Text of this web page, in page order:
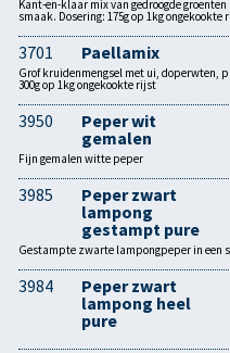
Kant-en-klaar mix van gedroogde
smaak. Dosering: 175g op 1kg ongekookte
3701 Paellamix
Grof kruidenmengsel met ui, doperwten,
300g op 1kg ongekookte rijst
3950
Peper wit
gemalen
Fijn gemalen witte peper
3985
Peper zwart
lampong
gestampt pure
Gestampte zwarte lampongpeper in een
3984
Peper zwart
lampong heel
pure